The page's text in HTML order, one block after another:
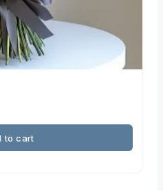
to cart